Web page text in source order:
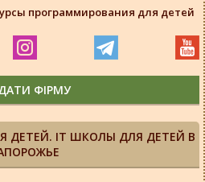
ДЕТЕЙ. IT ШКОЛЫ ДЛЯ ДЕТЕЙ В
программирования для детей
ФІРМУ